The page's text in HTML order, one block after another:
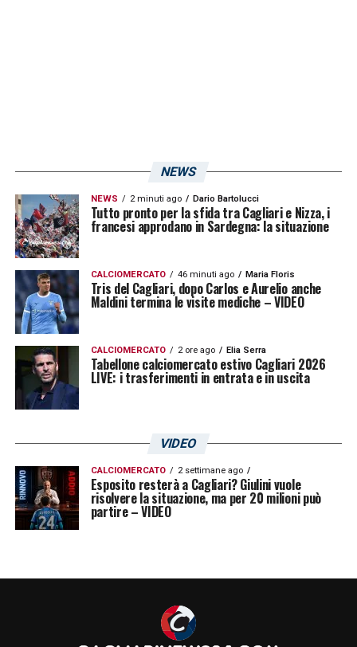
NEWS
NEWS 2 minuti ago Dario Bartolucci
Tutto pronto per la sfida tra Cagliari e Nizza, i
francesi approdano in Sardegna: la situazione
CALCIOMERCATO 46 minuti ago Maria Floris
Tris del Cagliari, dopo Carlos e Aurelio anche
Maldini termina le visite mediche – VIDEO
CALCIOMERCATO 2 ore ago Elia Serra
Tabellone calciomercato estivo Cagliari 2026
LIVE: i trasferimenti in entrata e in uscita
VIDEO
CALCIOMERCATO 2 settimane ago
Esposito resterà a Cagliari? Giulini vuole
risolvere la situazione, ma per 20 milioni può
partire – VIDEO